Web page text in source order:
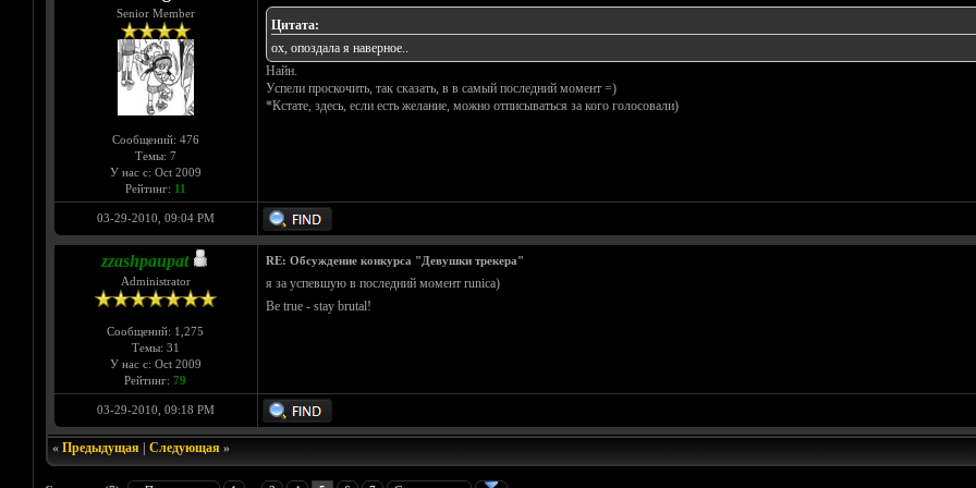
Senior Member
Сообщений: 476
Темы: 7
У нас с: Oct 2009
Рейтинг: 11
Цитата:
ох, опоздала я наверное..
Найн.
Успели проскочить, так сказать, в в самый последний момент =)
*Кстате, здесь, если есть желание, можно отписываться за кого голосовали)
03-29-2010, 09:04 PM
zzashpaupat
Administrator
Сообщений: 1,275
Темы: 31
У нас с: Oct 2009
Рейтинг: 79
RE: Обсуждение конкурса "Девушки трекера"
я за успевшую в последний момент runica)
Be true - stay brutal!
03-29-2010, 09:18 PM
« Предыдущая| Следующая»